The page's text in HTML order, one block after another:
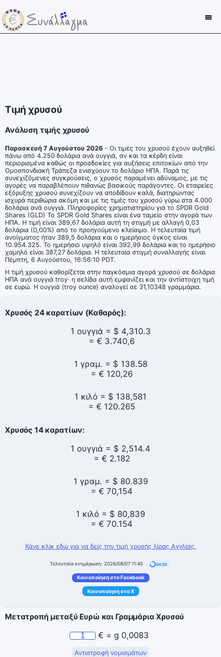
Τιμή χρυσού
Ανάλυση τιμής χρυσού
Παρασκευή 7 Αυγούστου 2026 - Οι τιμές του χρυσού έχουν αυξηθεί
πάνω από 4.250 δολάρια ανά ουγγιά, αν και τα κέρδη είναι
περιορισμένα καθώς οι προσδοκίες για αυξήσεις επιτοκίων από την
Ομοσπονδιακή Τράπεζα ενισχύουν το δολάριο ΗΠΑ. Παρά τις
συνεχιζόμενες συγκρούσεις, ο χρυσός παραμένει αδύναμος, με τις
αγορές να παραβλέπουν πιθανώς βασικούς παράγοντες. Οι εταιρείες
εξόρυξης χρυσού συνεχίζουν να αποδίδουν καλά, διατηρώντας
ισχυρά περιθώρια ακόμη και με τις τιμές του χρυσού γύρω στα 4.000
δολάρια ανά ουγγιά. Πληροφορίες χρηματιστηρίου για το SPDR Gold
Shares (GLD) Το SPDR Gold Shares είναι ένα ταμείο στην αγορά των
ΗΠΑ. Η τιμή είναι 389,67 δολάρια αυτή τη στιγμή με αλλαγή 0,03
δολάρια (0,00%) από το προηγούμενο κλείσιμο. Η τελευταία τιμή
ανοίγματος ήταν 389,5 δολάρια και ο ημερήσιος όγκος είναι
10.954.325. Το ημερήσιο υψηλό είναι 392,99 δολάρια και το ημερήσιο
χαμηλό είναι 387,27 δολάρια. Η τελευταία στιγμή συναλλαγής είναι
Πέμπτη, 6 Αυγούστου, 16:56:10 PDT.
Η τιμή χρυσού καθορίζεται στην παγκόσμια αγορά χρυσού σε δολάρια
ΗΠΑ ανά ουγγιά troy· η σελίδα αυτή εμφανίζει και την αντίστοιχη τιμή
σε ευρώ. Η ουγγιά (troy ounce) αναλογεί σε 31,10348 γραμμάρια.
Χρυσός 24 καρατίων (Καθαρός):
1 ουγγιά = $ 4,310.3
= € 3.740,6
1 γραμ. = $ 138.58
= € 120,26
1 κιλό = $ 138,581
= € 120.265
Χρυσός 14 καρατίων:
1 ουγγιά = $ 2,514.4
= € 2.182
1 γραμ. = $ 80.839
= € 70,154
1 κιλό = $ 80,839
= € 70.154
Κάνε κλίκ εδώ για να δείς την τιμή χρυσής λίρας Αγγλίας.
Τελευταία ενημέρωση: 2026/08/07 11:45 04:28
Κοινοποίηση στο Facebook
Κοινοποίηση στο X
Μετατροπή μεταξύ Ευρώ και Γραμμάρια Χρυσού
€ = g 0,0083
Αντιστροφή νομισμάτων